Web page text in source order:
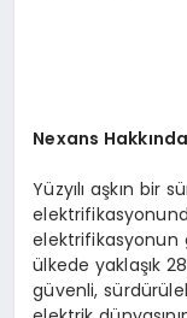
Nexans Hakkında
Yüzyılı aşkın bir
elektrifikasyonun
ülkede yaklaşık
güvenli,